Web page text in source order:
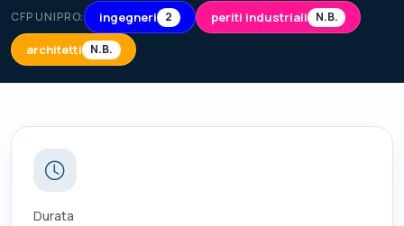
CFP UNIPRO: ingegneri 2 periti industriali N.B.
architetti N.B.
Durata